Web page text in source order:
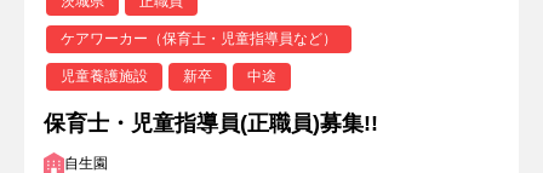
ケアワーカー（保育士・児童指導員など）
児童養護施設 新卒 中途
保育士・児童指導員(正職員)募集!!
自生園